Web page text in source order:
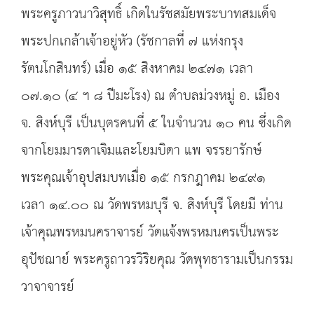
พระครูภาวนาวิสุทธิ์ เกิดในรัชสมัยพระบาทสมเด็จ
พระปกเกล้าเจ้าอยู่หัว (รัชกาลที่ ๗ แห่งกรุง
รัตนโกสินทร์) เมื่อ ๑๕ สิงหาคม ๒๔๗๑ เวลา
๐๗.๑๐ (๔ ฯ ๘ ปีมะโรง) ณ ตำบลม่วงหมู่ อ. เมือง
จ. สิงห์บุรี เป็นบุตรคนที่ ๕ ในจำนวน ๑๐ คน ซึ่งเกิด
จากโยมมารดาเจิมและโยมบิดา แพ จรรยารักษ์
พระคุณเจ้าอุปสมบทเมื่อ ๑๕ กรกฎาคม ๒๔๙๑
เวลา ๑๔.๐๐ ณ วัดพรหมบุรี จ. สิงห์บุรี โดยมี ท่าน
เจ้าคุณพรหมนคราจารย์ วัดแจ้งพรหมนครเป็นพระ
อุปัชฌาย์ พระครูถาวรวิริยคุณ วัดพุทธารามเป็นกรรม
วาจาจารย์